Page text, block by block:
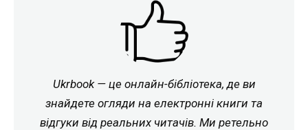
Ukrbook — це онлайн-бібліотека, де ви
знайдете огляди на електронні книги та
відгуки від реальних читачів. Ми ретельно